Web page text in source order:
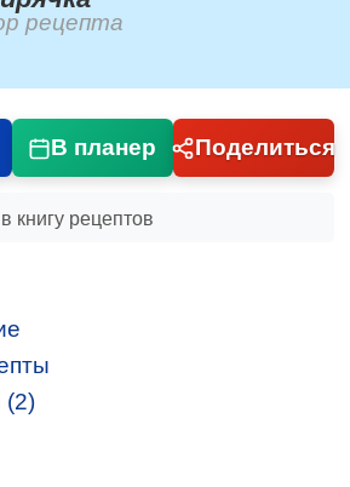
рецепта
В планер Поделиться
книгу рецептов
(2)